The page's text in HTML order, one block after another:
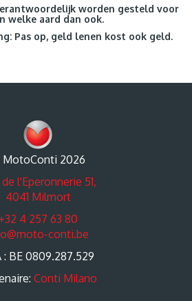
worden gesteld voor
welke aard dan ook.
Pas op, geld lenen kost ook geld.
2026
l'Eperonnerie 51,
4041 Milmort
+32 4 257 63 80
conti.be
: BE 0809.287.529
Conti Milano